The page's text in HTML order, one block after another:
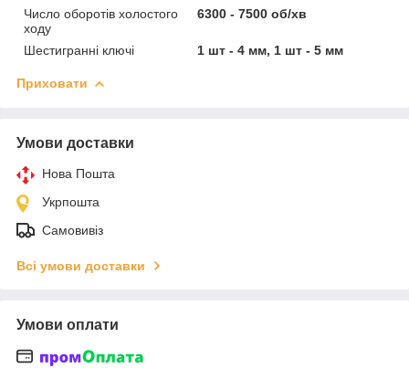
Число оборотів холостого
ходу
6300 - 7500 об/хв
Шестигранні ключі 1 шт - 4 мм, 1 шт - 5 мм
Приховати
Умови доставки
Нова Пошта
Укрпошта
Самовивіз
Всі умови доставки
Умови оплати